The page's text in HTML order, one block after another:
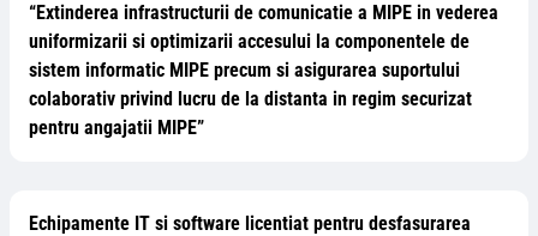
“Extinderea infrastructurii de comunicatie a MIPE in vederea
uniformizarii si optimizarii accesului la componentele de
sistem informatic MIPE precum si asigurarea suportului
colaborativ privind lucru de la distanta in regim securizat
pentru angajatii MIPE”
Echipamente IT si software licentiat pentru desfasurarea